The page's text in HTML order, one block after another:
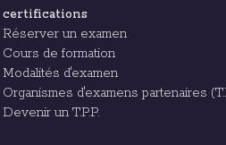
certifications
Réserver un examen
Cours de formation
Modalités d'examen
Organismes d'examens partenaires
Devenir un T.P.P.